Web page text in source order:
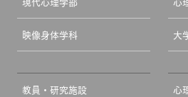
映像身体学科 大
教員・研究施設 心